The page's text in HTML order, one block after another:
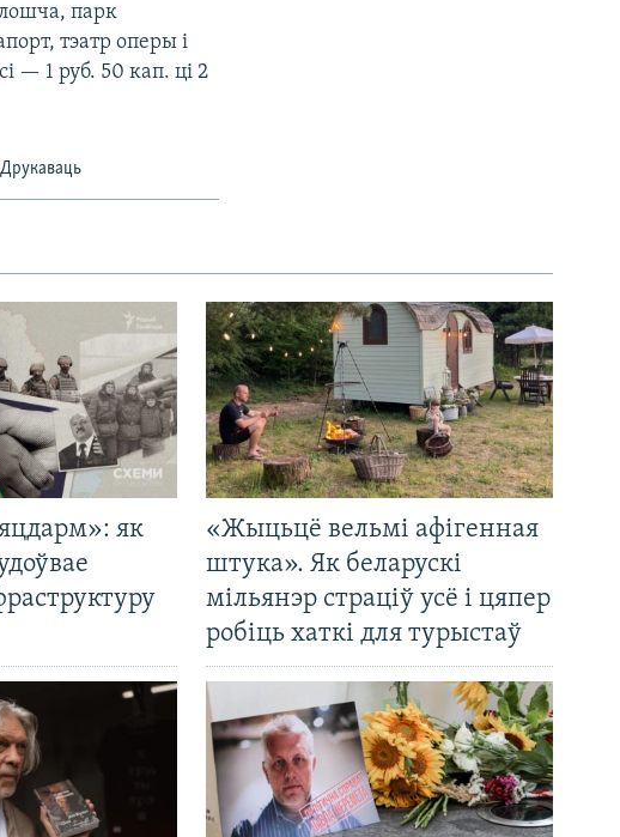
парк
тэатр оперы і
— 1 руб. 50 кап. ці 2
Друкаваць
як
«Жыцьцё вельмі афігенная
штука». Як беларускі
мільянэр страціў усё і цяпер
робіць хаткі для турыстаў